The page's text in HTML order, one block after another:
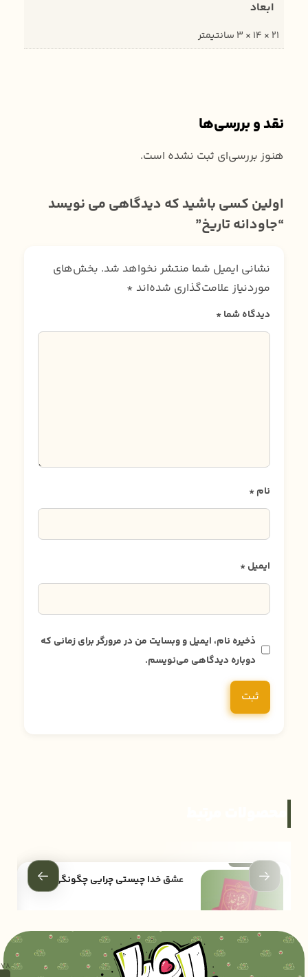
ابعاد
21 × 14 × 3 سانتیمتر
نقد و بررسی‌ها
هنوز بررسی‌ای ثبت نشده است.
اولین کسی باشید که دیدگاهی می نویسد
“جاودانه تاریخ”
نشانی ایمیل شما منتشر نخواهد شد. بخش‌های
موردنیاز علامت‌گذاری شده‌اند *
دیدگاه شما*
نام*
ایمیل*
ذخیره نام، ایمیل و وبسایت من در مرورگر برای زمانی که
دوباره دیدگاهی می‌نویسم.
عشق خدا چیستی چرایی چگونگی
تومان